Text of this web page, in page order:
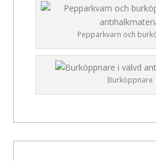
Pepparkvarn och
Burköppnare